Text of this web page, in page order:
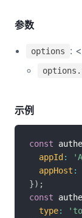
参数
options :
示例
const
appId :
appHost :
}) ;
const
type: